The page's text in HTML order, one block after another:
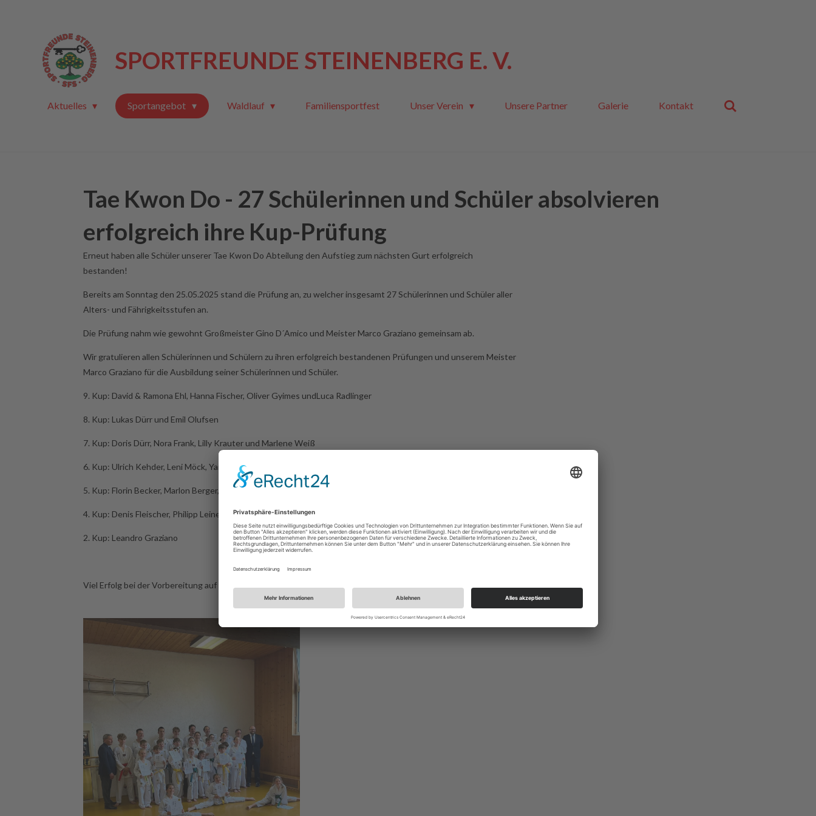
SPORTFREUNDE STEINENBERG E. V.
Aktuelles Sportangebot Waldlauf Familiensportfest Unser Verein Unsere Partner Galerie Kontakt
Tae Kwon Do - 27 Schülerinnen und Schüler absolvieren
erfolgreich ihre Kup-Prüfung
Erneut haben alle Schüler unserer Tae Kwon Do Abteilung den Aufstieg zum nächsten Gurt erfolgreich
bestanden!
Bereits am Sonntag den 25.05.2025 stand die Prüfung an, zu welcher insgesamt 27 Schülerinnen und Schüler aller
Alters- und Fährigkeitsstufen an.
Die Prüfung nahm wie gewohnt Großmeister Gino D´Amico und Meister Marco Graziano gemeinsam ab.
Wir gratulieren allen Schülerinnen und Schülern zu ihren erfolgreich bestandenen Prüfungen und unserem Meister
Marco Graziano für die Ausbildung seiner Schülerinnen und Schüler.
9. Kup: David & Ramona Ehl, Hanna Fischer, Oliver Gyimes undLuca Radlinger
8. Kup: Lukas Dürr und Emil Olufsen
7. Kup: Doris Dürr, Nora Frank, Lilly Krauter und Marlene Weiß
6. Kup: Ulrich Kehder, Leni Möck, Yanis Remon und Macy Strotbek
5. Kup: Florin Becker, Marlon Berger, Tim Fleischer, Marian Hieber, Matthias Horny und Hannah Schreger
4. Kup: Denis Fleischer, Philipp Leine und Luca Scaper
2. Kup: Leandro Graziano
Viel Erfolg bei der Vorbereitung auf die nächste Prüfung!